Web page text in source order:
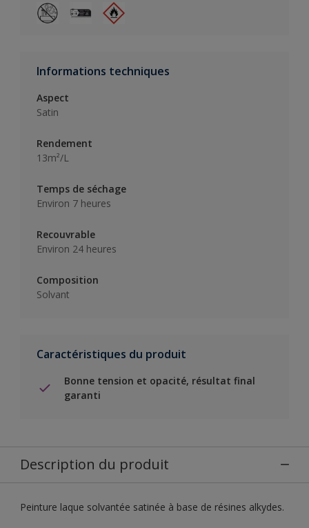
Informations techniques
Aspect
Satin
Rendement
13m²/L
Temps de séchage
Environ 7 heures
Recouvrable
Environ 24 heures
Composition
Solvant
Caractéristiques du produit
Bonne tension et opacité, résultat final
garanti
Description du produit
Peinture laque solvantée satinée à base de résines alkydes.